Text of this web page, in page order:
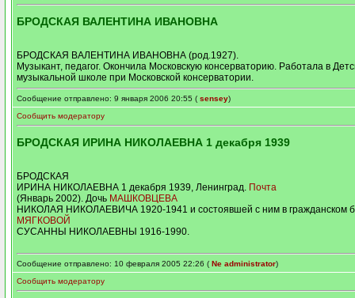
БРОДСКАЯ ВАЛЕНТИНА ИВАНОВНА
БРОДСКАЯ ВАЛЕНТИНА ИВАНОВНА (род.1927).
Музыкант, педагог. Окончила Московскую консерваторию. Работала в
музыкальной школе при Московской консерватории.
Сообщение отправлено: 9 января 2006 20:55 ( sensey)
Сообщить модератору
БРОДСКАЯ ИРИНА НИКОЛАЕВНА 1 декабря 1939
БРОДСКАЯ
ИРИНА НИКОЛАЕВНА 1 декабря 1939, Ленинград. Почта
(Январь 2002). Дочь МАШКОВЦЕВА
НИКОЛАЯ НИКОЛАЕВИЧА 1920-1941 и состоявшей с ним в гражданском
МЯГКОВОЙ
СУСАННЫ НИКОЛАЕВНЫ 1916-1990.
Сообщение отправлено: 10 февраля 2005 22:26 ( Ne administrator)
Сообщить модератору